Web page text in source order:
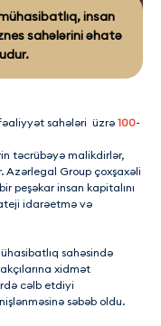
insan
sahələrini əhatə
sahələri üzrə 100-
təcrübəyə malikdirlər,
Azərlegal Group çoxşaxəli
peşəkar insan kapitalını
idarəetmə və
sahəsində
xidmət
cəlb etdiyi
səbəb oldu.